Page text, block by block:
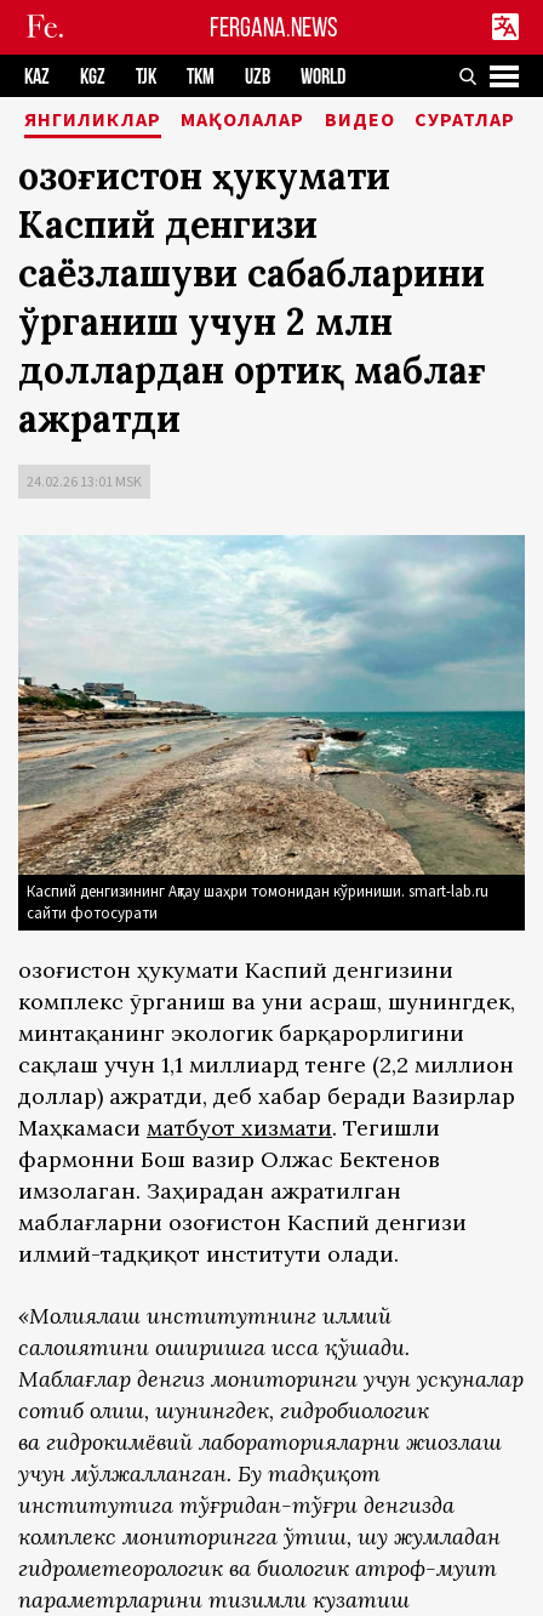
FERGANA.NEWS
KAZ KGZ TJK TKM UZB WORLD
ЯНГИЛИКЛАР МАҚОЛАЛАР ВИДЕО СУРАТЛАР
Қозоғистон ҳукумати
Каспий денгизи
саёзлашуви сабабларини
ўрганиш учун 2 млн
доллардан ортиқ маблағ
ажратди
24.02.26 13:01 MSK
Каспий денгизининг Ақтау шаҳри томонидан кўриниши. smart-lab.ru
сайти фотосурати
Қозоғистон ҳукумати Каспий денгизини
комплекс ўрганиш ва уни асраш, шунингдек,
минтақанинг экологик барқарорлигини
сақлаш учун 1,1 миллиард тенге (2,2 миллион
доллар) ажратди, деб хабар беради Вазирлар
Маҳкамаси матбуот хизмати. Тегишли
фармонни Бош вазир Олжас Бектенов
имзолаган. Заҳирадан ажратилган
маблағларни Қозоғистон Каспий денгизи
илмий-тадқиқот институти олади.
«Молиялаш институтнинг илмий
салоҳиятини оширишга ҳисса қўшади.
Маблағлар денгиз мониторинги учун ускуналар
сотиб олиш, шунингдек, гидробиологик
ва гидрокимёвий лабораторияларни жиҳозлаш
учун мўлжалланган. Бу тадқиқот
институтига тўғридан-тўғри денгизда
комплекс мониторингга ўтиш, шу жумладан
гидрометеорологик ва биологик атроф-муҳит
параметрларини тизимли кузатиш